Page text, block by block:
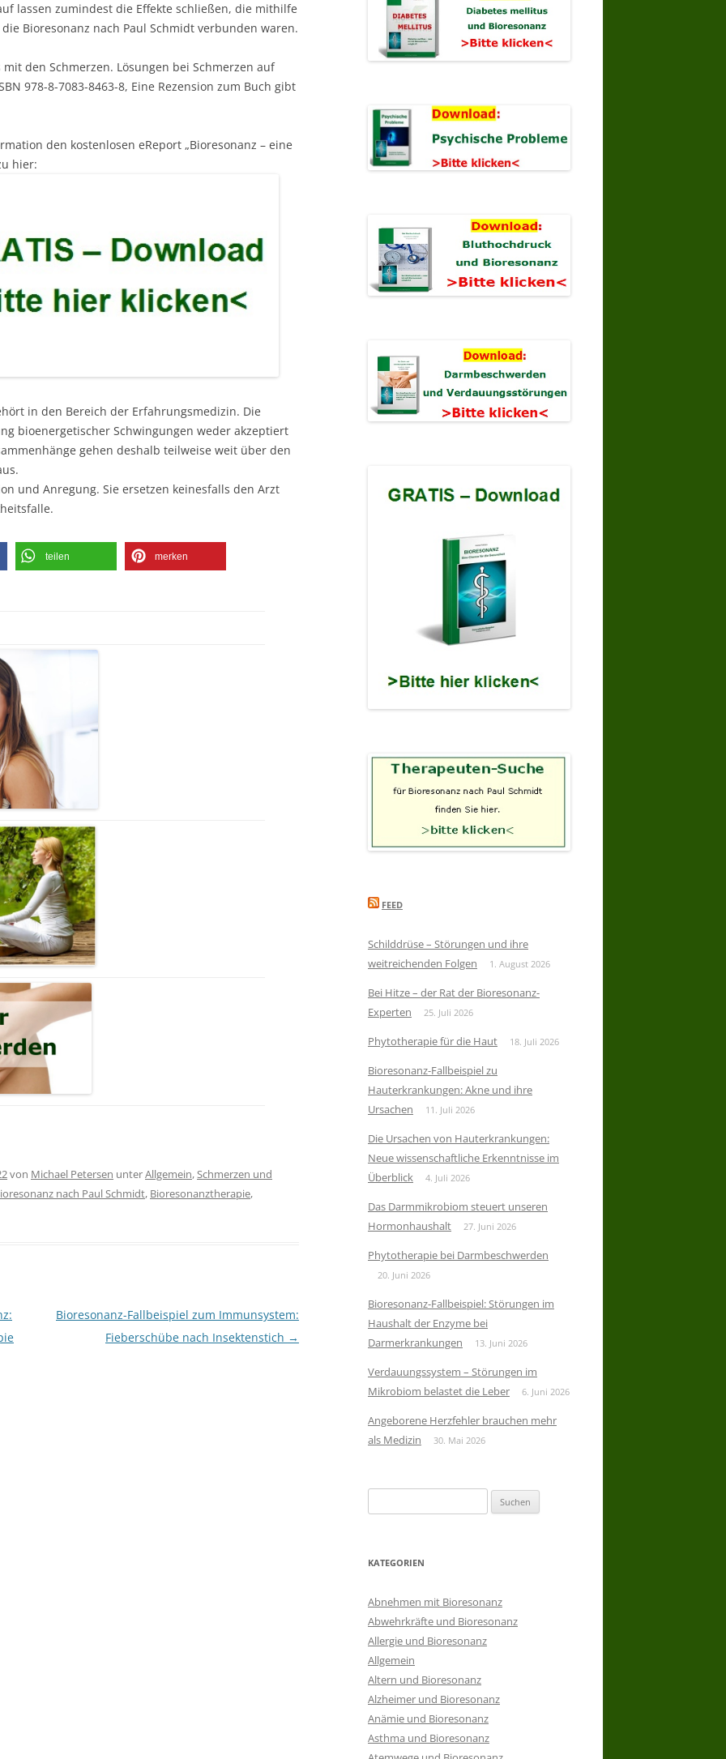
lassen zumindest die Effekte schließen, die mithilfe
Bioresonanz nach Paul Schmidt verbunden waren.
mit den Schmerzen. Lösungen bei Schmerzen auf
978-8-7083-8463-8, Eine Rezension zum Buch gibt
den kostenlosen eReport „Bioresonanz – eine
hier:
in den Bereich der Erfahrungsmedizin. Die
bioenergetischer Schwingungen weder akzeptiert
gehen deshalb teilweise weit über den
und Anregung. Sie ersetzen keinesfalls den Arzt
teilen merken
von Michael Petersen unterAllgemein,Schmerzen und
nach Paul Schmidt, Bioresonanztherapie,
Bioresonanz-Fallbeispiel zum Immunsystem:
Fieberschübe nach Insektenstich →
FEED
Schilddrüse – Störungen und ihre
weitreichenden Folgen
1. August 2026
Bei Hitze – der Rat der Bioresonanz-
Experten
25. Juli 2026
Phytotherapie für die Haut 18. Juli 2026
Bioresonanz-Fallbeispiel zu
Hauterkrankungen: Akne und ihre
Ursachen
11. Juli 2026
Die Ursachen von Hauterkrankungen:
Neue wissenschaftliche Erkenntnisse im
Überblick
4. Juli 2026
Das Darmmikrobiom steuert unseren
Hormonhaushalt
27. Juni 2026
Phytotherapie bei Darmbeschwerden
20. Juni 2026
Bioresonanz-Fallbeispiel: Störungen im
Haushalt der Enzyme bei
Darmerkrankungen
13. Juni 2026
Verdauungssystem – Störungen im
Mikrobiom belastet die Leber
6. Juni 2026
Angeborene Herzfehler brauchen mehr
als Medizin
30. Mai 2026
nach:
KATEGORIEN
Abnehmen mit Bioresonanz
Abwehrkräfte und Bioresonanz
Allergie und Bioresonanz
Allgemein
Altern und Bioresonanz
Alzheimer und Bioresonanz
Anämie und Bioresonanz
Asthma und Bioresonanz